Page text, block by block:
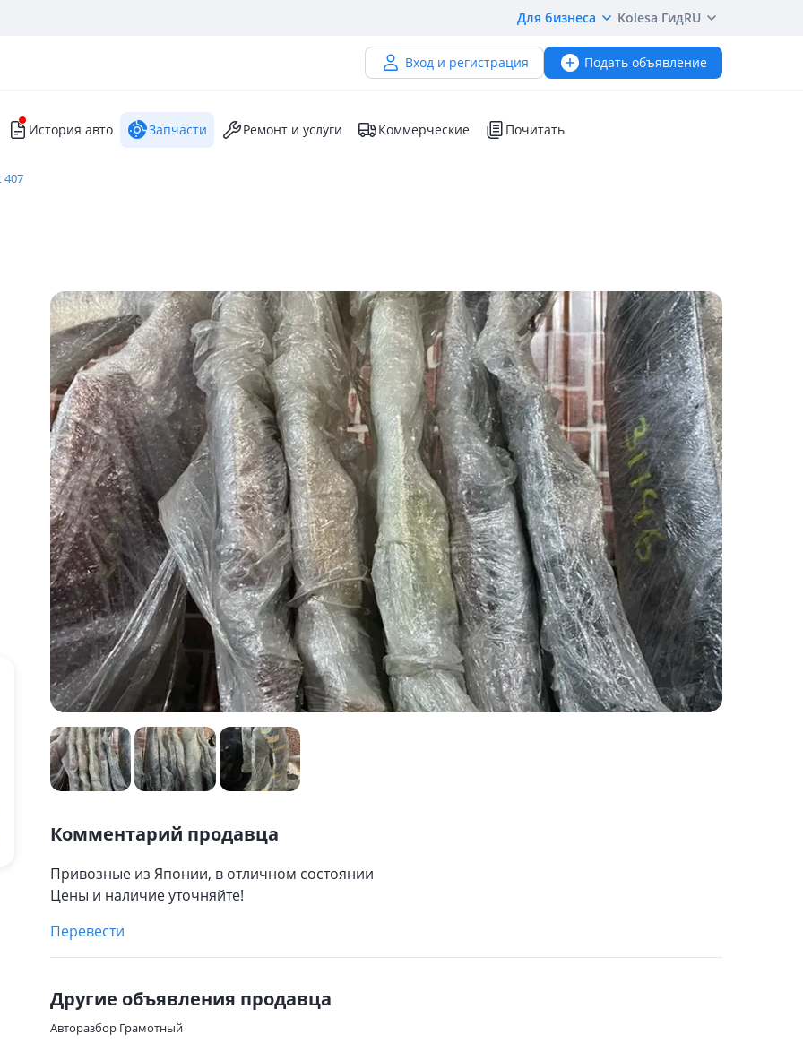
Для бизнеса Kolesa ГидRU
Вход и регистрация Подать объявление
История авто Запчасти Ремонт и услуги Коммерческие Почитать
407
Комментарий продавца
Привозные из Японии, в отличном состоянии
Цены и наличие уточняйте!
Перевести
Другие объявления продавца
Авторазбор Грамотный